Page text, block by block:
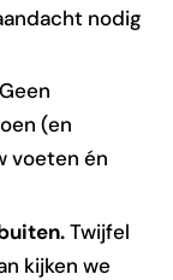
nodig
(en
voeten én
Twijfel
kijken we